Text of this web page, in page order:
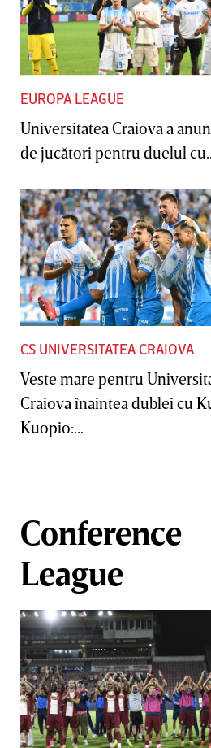
EUROPA LEAGUE
Universitatea Craiova a
de jucători pentru duelul
CS UNIVERSITATEA CRAIOVA
Veste mare pentru
Craiova înaintea dublei cu
Kuopio:...
Conference
League